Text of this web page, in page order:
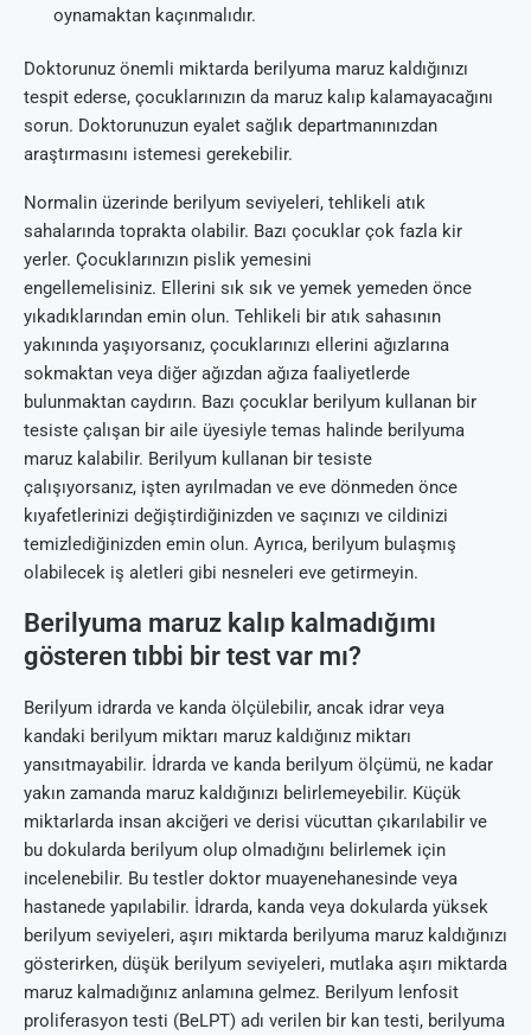
oynamaktan kaçınmalıdır.
Doktorunuz önemli miktarda berilyuma maruz kaldığınızı
tespit ederse, çocuklarınızın da maruz kalıp kalamayacağını
sorun. Doktorunuzun eyalet sağlık departmanınızdan
araştırmasını istemesi gerekebilir.
Normalin üzerinde berilyum seviyeleri, tehlikeli atık
sahalarında toprakta olabilir. Bazı çocuklar çok fazla kir
yerler. Çocuklarınızın pislik yemesini
engellemelisiniz. Ellerini sık sık ve yemek yemeden önce
yıkadıklarından emin olun. Tehlikeli bir atık sahasının
yakınında yaşıyorsanız, çocuklarınızı ellerini ağızlarına
sokmaktan veya diğer ağızdan ağıza faaliyetlerde
bulunmaktan caydırın. Bazı çocuklar berilyum kullanan bir
tesiste çalışan bir aile üyesiyle temas halinde berilyuma
maruz kalabilir. Berilyum kullanan bir tesiste
çalışıyorsanız, işten ayrılmadan ve eve dönmeden önce
kıyafetlerinizi değiştirdiğinizden ve saçınızı ve cildinizi
temizlediğinizden emin olun. Ayrıca, berilyum bulaşmış
olabilecek iş aletleri gibi nesneleri eve getirmeyin.
Berilyuma maruz kalıp kalmadığımı
gösteren tıbbi bir test var mı?
Berilyum idrarda ve kanda ölçülebilir, ancak idrar veya
kandaki berilyum miktarı maruz kaldığınız miktarı
yansıtmayabilir. İdrarda ve kanda berilyum ölçümü, ne kadar
yakın zamanda maruz kaldığınızı belirlemeyebilir. Küçük
miktarlarda insan akciğeri ve derisi vücuttan çıkarılabilir ve
bu dokularda berilyum olup olmadığını belirlemek için
incelenebilir. Bu testler doktor muayenehanesinde veya
hastanede yapılabilir. İdrarda, kanda veya dokularda yüksek
berilyum seviyeleri, aşırı miktarda berilyuma maruz kaldığınızı
gösterirken, düşük berilyum seviyeleri, mutlaka aşırı miktarda
maruz kalmadığınız anlamına gelmez. Berilyum lenfosit
proliferasyon testi (BeLPT) adı verilen bir kan testi, berilyuma